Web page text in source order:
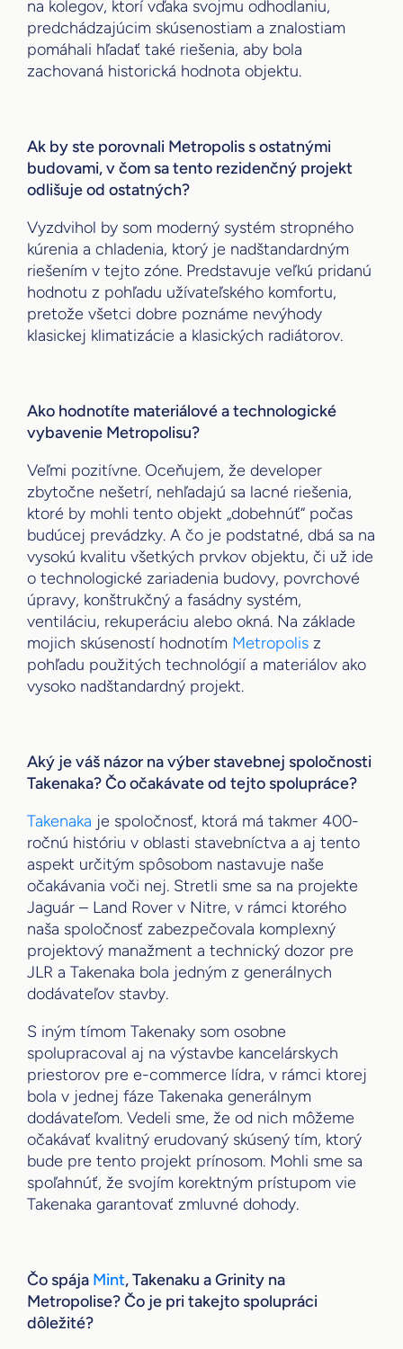
na kolegov, ktorí vďaka svojmu odhodlaniu,
predchádzajúcim skúsenostiam a znalostiam
pomáhali hľadať také riešenia, aby bola
zachovaná historická hodnota objektu.
Ak by ste porovnali Metropolis s ostatnými
budovami, v čom sa tento rezidenčný projekt
odlišuje od ostatných?
Vyzdvihol by som moderný systém stropného
kúrenia a chladenia, ktorý je nadštandardným
riešením v tejto zóne. Predstavuje veľkú pridanú
hodnotu z pohľadu užívateľského komfortu,
pretože všetci dobre poznáme nevýhody
klasickej klimatizácie a klasických radiátorov.
Ako hodnotíte materiálové a technologické
vybavenie Metropolisu?
Veľmi pozitívne. Oceňujem, že developer
zbytočne nešetrí, nehľadajú sa lacné riešenia,
ktoré by mohli tento objekt „dobehnúť“ počas
budúcej prevádzky. A čo je podstatné, dbá sa na
vysokú kvalitu všetkých prvkov objektu, či už ide
o technologické zariadenia budovy, povrchové
úpravy, konštrukčný a fasádny systém,
ventiláciu, rekuperáciu alebo okná. Na základe
mojich skúseností hodnotím Metropolis z
pohľadu použitých technológií a materiálov ako
vysoko nadštandardný projekt.
Aký je váš názor na výber stavebnej spoločnosti
Takenaka? Čo očakávate od tejto spolupráce?
Takenaka je spoločnosť, ktorá má takmer 400-
ročnú históriu v oblasti stavebníctva a aj tento
aspekt určitým spôsobom nastavuje naše
očakávania voči nej. Stretli sme sa na projekte
Jaguár – Land Rover v Nitre, v rámci ktorého
naša spoločnosť zabezpečovala komplexný
projektový manažment a technický dozor pre
JLR a Takenaka bola jedným z generálnych
dodávateľov stavby.
S iným tímom Takenaky som osobne
spolupracoval aj na výstavbe kancelárskych
priestorov pre e-commerce lídra, v rámci ktorej
bola v jednej fáze Takenaka generálnym
dodávateľom. Vedeli sme, že od nich môžeme
očakávať kvalitný erudovaný skúsený tím, ktorý
bude pre tento projekt prínosom. Mohli sme sa
spoľahnúť, že svojím korektným prístupom vie
Takenaka garantovať zmluvné dohody.
Čo spája Mint, Takenaku a Grinity na
Metropolise? Čo je pri takejto spolupráci
dôležité?